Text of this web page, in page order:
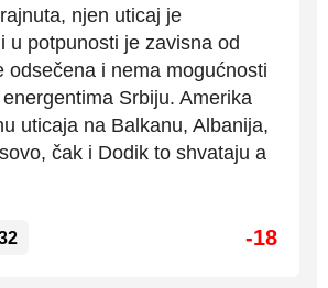
njen uticaj je
u potpunosti je zavisna od
odsečena i nema mogućnosti
Srbiju. Amerika
uticaja na Balkanu, Albanija,
čak i Dodik to shvataju a
-18